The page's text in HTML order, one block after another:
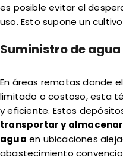
es posible evitar el
uso. Esto supone un
Suministro de
En áreas remotas donde
limitado o costoso, esta
y eficiente. Estos
transportar y
agua en ubicaciones
abastecimiento